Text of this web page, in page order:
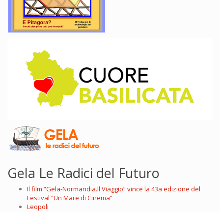
Gela Le Radici del Futuro
Il film “Gela-Normandia.Il Viaggio” vince la 43a edizione del
Festival “Un Mare di Cinema”
Leopoli